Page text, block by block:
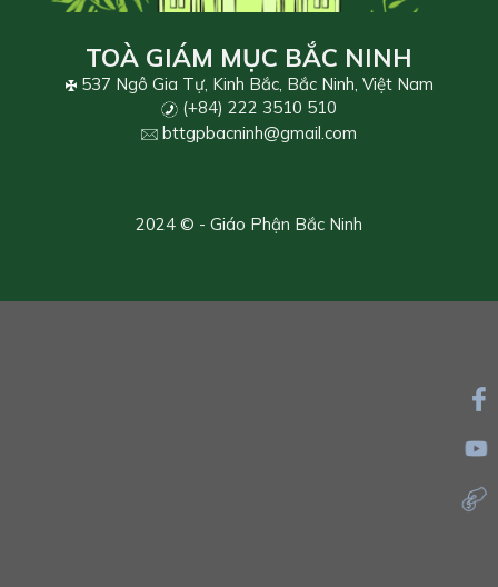
TOÀ GIÁM MỤC BẮC NINH
537 Ngô Gia Tự, Kinh Bắc, Bắc Ninh, Việt Nam
(+84) 222 3510 510
bttgpbacninh@gmail.com
2024 © - Giáo Phận Bắc Ninh